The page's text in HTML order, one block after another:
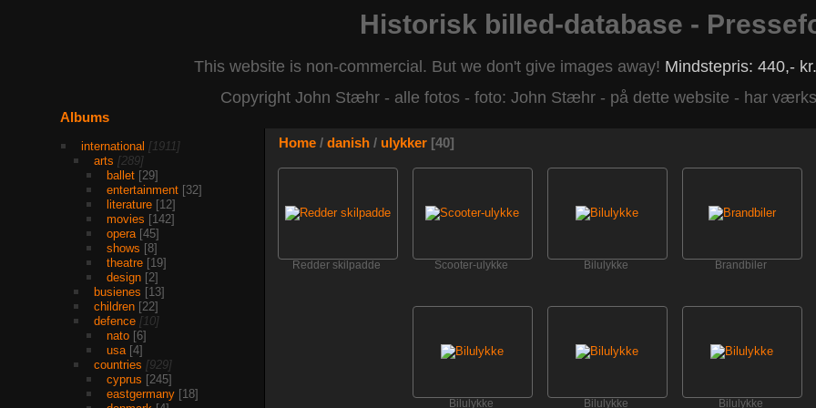
Historisk billed-database -
This website is non-commercial. But we don't give images away! Mindstepris: 440,-
Copyright John Stæhr - alle fotos - foto: John Stæhr - på dette website - har
Albums
international 1911
arts 289
ballet 29
entertainment 32
literature 12
movies 142
opera 45
shows 8
theatre 19
design 2
busienes 13
children 22
defence 10
nato 6
usa 4
countries 929
cyprus 245
eastgermany 18
Home / danish / ulykker 40
Redder skilpadde Scooter-ulykke Bilulykke Brandbiler
Bilulykke Bilulykke Bilulykke